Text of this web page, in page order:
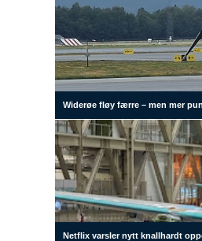
Widerøe fløy færre – men mer
Netflix varsler nytt knallhardt